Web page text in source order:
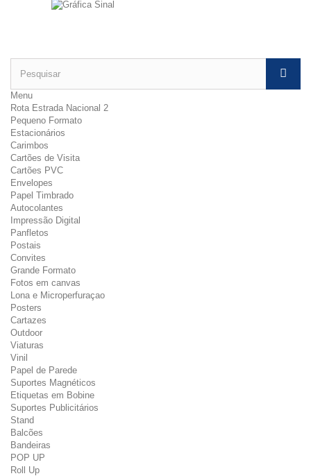
Menu
Rota Estrada Nacional 2
Pequeno Formato
Estacionários
Carimbos
Cartões de Visita
Cartões PVC
Envelopes
Papel Timbrado
Autocolantes
Impressão Digital
Panfletos
Postais
Convites
Grande Formato
Fotos em canvas
Lona e Microperfuraçao
Posters
Cartazes
Outdoor
Viaturas
Vinil
Papel de Parede
Suportes Magnéticos
Etiquetas em Bobine
Suportes Publicitários
Stand
Balcões
Bandeiras
POP UP
Roll Up